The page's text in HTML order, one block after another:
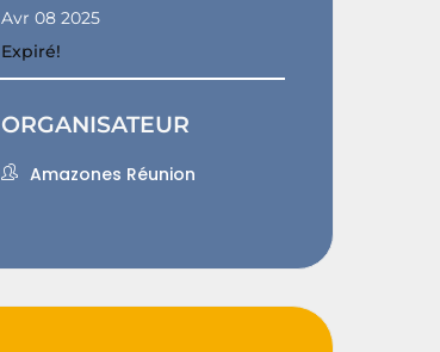
Avr 08 2025
Expiré!
ORGANISATEUR
Amazones Réunion